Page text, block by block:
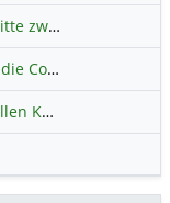
Ölpreise fallen deutlich - Fortschritte zwischen USA und Iran belasten
Übernahmekampf eskaliert: Wird die Commerzbank italienisch?
Wachsendes Problem mit kriminellen Kunden im Online-Handel